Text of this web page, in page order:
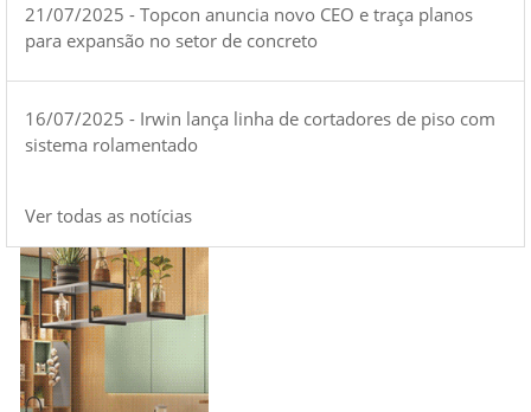
21/07/2025 - Topcon anuncia novo CEO e traça planos
para expansão no setor de concreto
16/07/2025 - Irwin lança linha de cortadores de piso com
sistema rolamentado
Ver todas as notícias